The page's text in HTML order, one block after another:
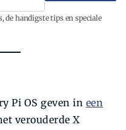
de handigste tips en speciale
Pi OS geven in een
verouderde X